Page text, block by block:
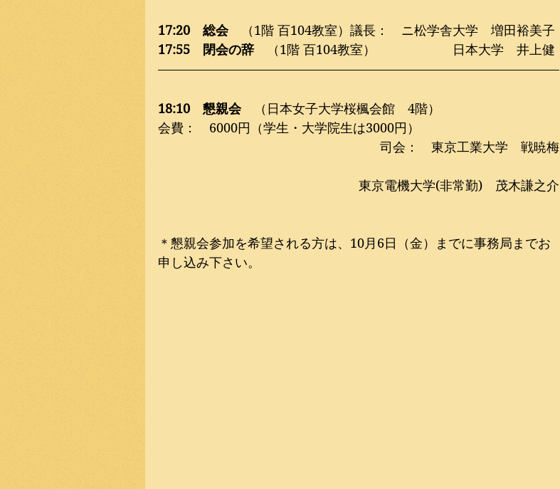
17:20　総会 （1階 百104教室）議長：　ニ松学舎大学　増田裕美子
17:55　閉会の辞 （1階 百104教室）　　　　　　日本大学　井上健
18:10　懇親会
（日本女子大学桜楓会館　4階）
会費：　6000円（学生・大学院生は3000円）
司会：　東京工業大学　戦暁梅
東京電機大学(非常勤)　茂木謙之介
＊懇親会参加を希望される方は、10月6日（金）までに事務局までお
申し込み下さい。